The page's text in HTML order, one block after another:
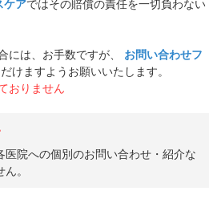
ケアではその賠償の責任を一切負わない
には、お手数ですが、
お問い合わせフ
けますようお願いいたします。
おりません
医院への個別のお問い合わせ・紹介な
。